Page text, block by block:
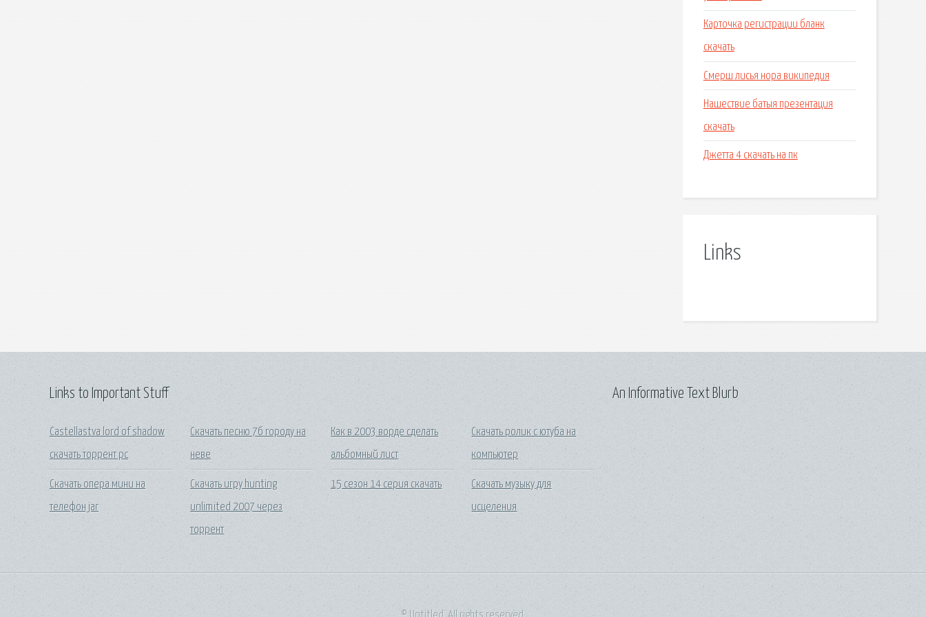
Карточка регистрации бланк
скачать
Смерш лисья нора википедия
Нашествие батыя презентация
скачать
Джетта 4 скачать на пк
Links
Links to Important Stuff
Castellastva lord of shadow
скачать торрент pc
Скачать опера мини на
телефон jar
Скачать песню 7б городу на
неве
Скачать игру hunting
unlimited 2007 через
торрент
Как в 2003 ворде сделать
альбомный лист
15 сезон 14 серия скачать
Скачать ролик с ютуба на
компьютер
Скачать музыку для
исцеления
An Informative Text Blurb